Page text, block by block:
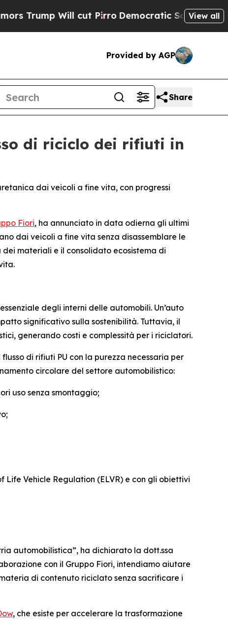
Will cut PirroDemocratic Socialists of America
View all
Provided by AGP
Share
di riciclo dei rifiuti in
dai veicoli a fine vita, con progressi
Fiori, ha annunciato in data odierna gli ultimi
dai veicoli a fine vita senza disassemblare le
dei materiali e il consolidato ecosistema di
degli interni delle automobili. Un’auto
significativo sulla sostenibilità. Tuttavia, il
generando costi e complessità per i riciclatori.
di rifiuti PU con la purezza necessaria per
circolare del settore automobilistico:
uso senza smontaggio;
Vehicle Regulation (ELVR) e con gli obiettivi
automobilistica”, ha dichiarato la dott.ssa
con il Gruppo Fiori, intendiamo aiutare
di contenuto riciclato senza sacrificare i
, che esiste per accelerare la trasformazione